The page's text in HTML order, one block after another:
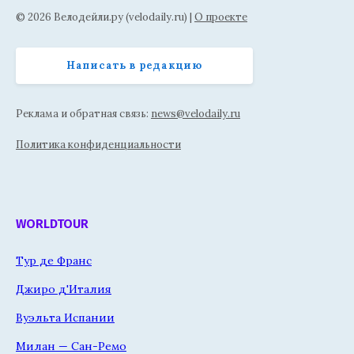
© 2026 Велодейли.ру (velodaily.ru) | О проекте
Написать в редакцию
Реклама и обратная связь: news@velodaily.ru
Политика конфиденциальности
WORLDTOUR
Тур де Франс
Джиро д'Италия
Вуэльта Испании
Милан — Сан-Ремо